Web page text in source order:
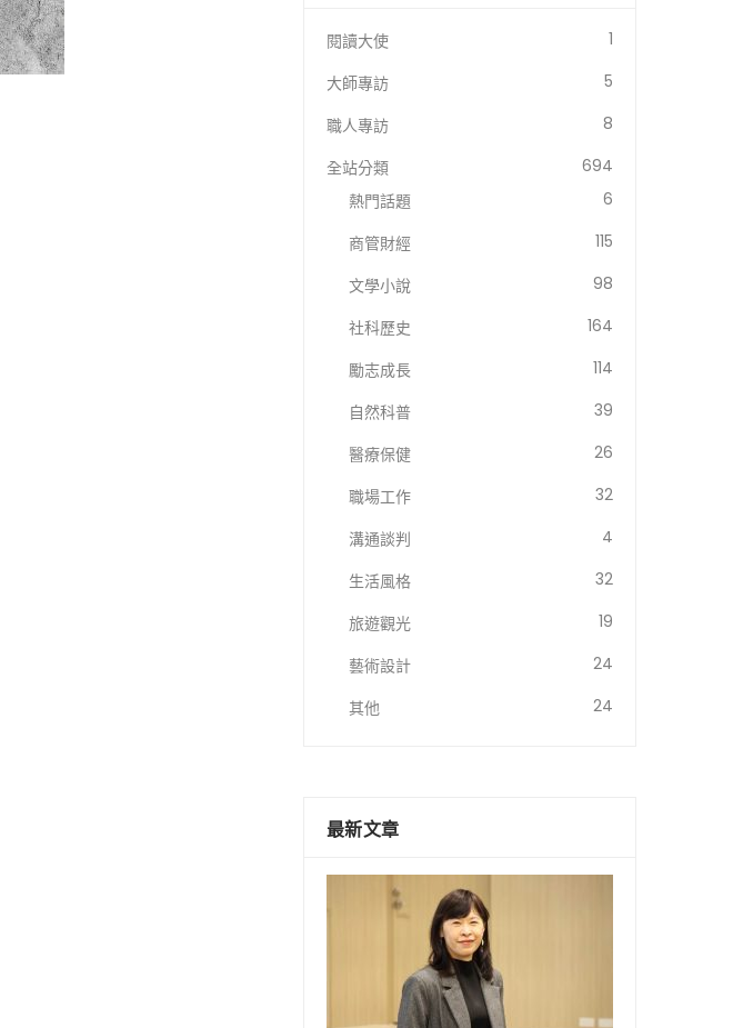
閱讀大使
1
大師專訪
5
職人專訪
8
全站分類
694
熱門話題
6
商管財經
115
文學小說
98
社科歷史
164
勵志成長
114
自然科普
39
醫療保健
26
職場工作
32
溝通談判
4
生活風格
32
旅遊觀光
19
藝術設計
24
其他
24
最新文章